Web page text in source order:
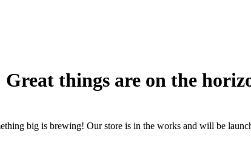
Great things are on the
big is brewing! Our store is in the works and will be